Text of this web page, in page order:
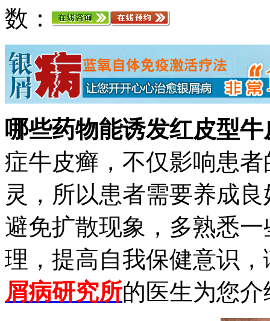
数：
哪些药物能诱发红皮型牛
症牛皮癣，不仅影响患
灵，所以患者需要养成
避免扩散现象，多熟悉
理，提高自我保健意识
屑病研究所的医生为您介